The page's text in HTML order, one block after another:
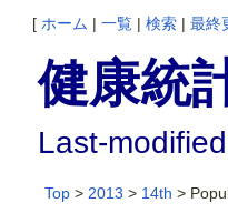
[ ホーム | 一覧 | 検索 | 最終
健康統
Last-
Top> 2013 > 14th >